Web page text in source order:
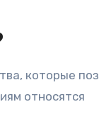
которые
относятся